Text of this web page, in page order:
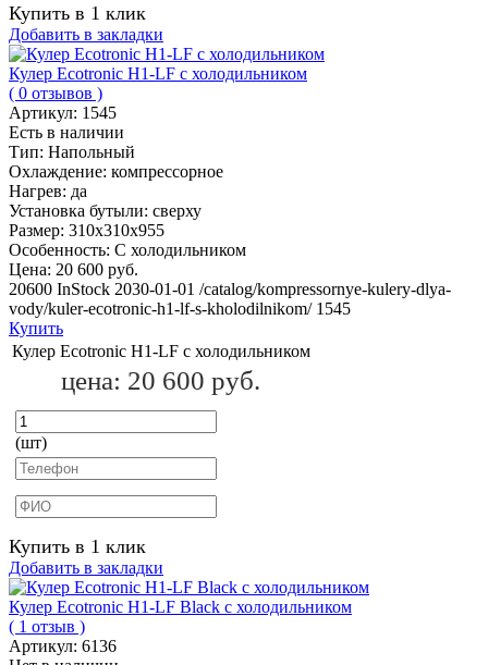
Купить в 1 клик
Добавить в закладки
Кулер Ecotronic H1-LF с холодильником
( 0 отзывов )
Артикул: 1545
Есть в наличии
Тип: Напольный
Охлаждение: компрессорное
Нагрев: да
Установка бутыли: сверху
Размер: 310x310х955
Особенность: С холодильником
Цена: 20 600 руб.
20600 InStock 2030-01-01 /catalog/kompressornye-kulery-dlya-
vody/kuler-ecotronic-h1-lf-s-kholodilnikom/ 1545
Купить
Кулер Ecotronic H1-LF с холодильником
цена: 20 600 руб.
(шт)
Купить в 1 клик
Добавить в закладки
Кулер Ecotronic H1-LF Black c холодильником
( 1 отзыв )
Артикул: 6136